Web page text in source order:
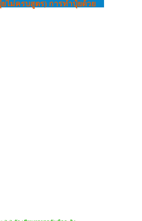
ไม่ครบสูตร) การทําปุ๋ยด้วย